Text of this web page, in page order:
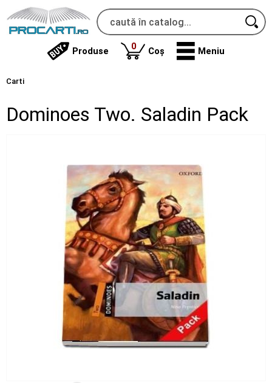
Produse 0produse
Coș Meniu
Carti
Dominoes Two. Saladin Pack